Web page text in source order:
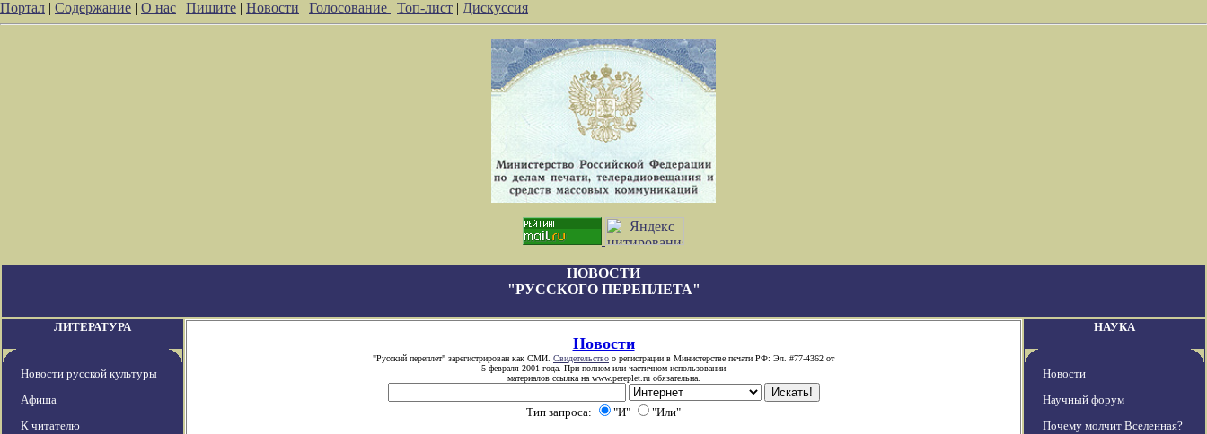
Портал | Содержание | О нас | Пишите | Новости | Голосование | Топ-лист | Дискуссия
НОВОСТИ
"РУССКОГО ПЕРЕПЛЕТА"
ЛИТЕРАТУРА
Новости русской культуры
Афиша
К читателю
Новости
"Русский переплет" зарегистрирован как СМИ. Свидетельство о регистрации в Министерстве печати РФ: Эл. #77-4362 от
5 февраля 2001 года. При полном или частичном использовании
материалов ссылка на www.pereplet.ru обязательна.
Тип запроса: "И" "Или"
НАУКА
Новости
Научный форум
Почему молчит Вселенная?